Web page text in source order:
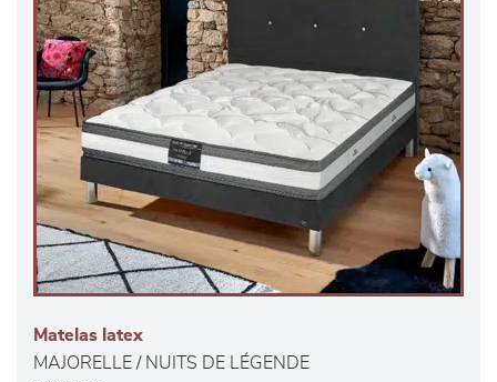
Matelas latex
MAJORELLE / NUITS DE LÉGENDE